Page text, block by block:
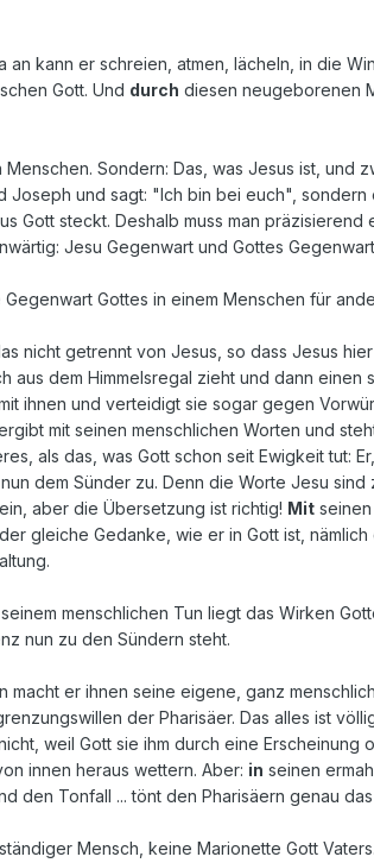
kann er schreien, atmen, lächeln, in die
Gott. Und durch diesen neugeborenen
Sondern: Das, was Jesus ist, und
Joseph und sagt: "Ich bin bei euch", sondern
Gott steckt. Deshalb muss man präzisierend
Jesu Gegenwart und Gottes
Gottes in einem Menschen für
nicht getrennt von Jesus, so dass Jesus
aus dem Himmelsregal zieht und dann
ihnen und verteidigt sie sogar gegen
mit seinen menschlichen Worten und
als das, was Gott schon seit Ewigkeit tut:
dem Sünder zu. Denn die Worte Jesu
aber die Übersetzung ist richtig! Mit
gleiche Gedanke, wie er in Gott ist,
seinem menschlichen Tun liegt das Wirken
nun zu den Sündern steht.
er ihnen seine eigene, ganz
der Pharisäer. Das alles ist
weil Gott sie ihm durch eine
innen heraus wettern. Aber: in seinen
den Tonfall ... tönt den Pharisäern genau
Mensch, keine Marionette Gott